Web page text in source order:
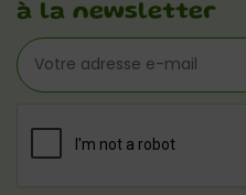
à la newsletter